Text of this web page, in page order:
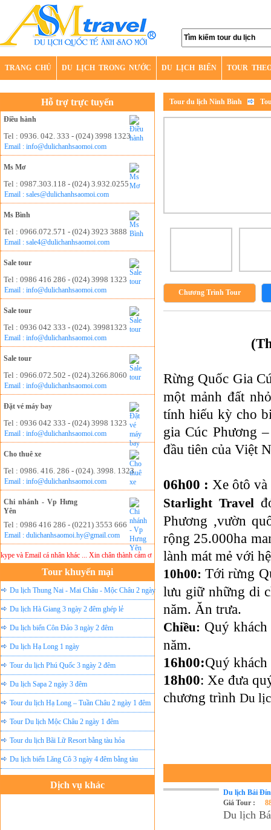
TRANG CHỦ DU LỊCH TRONG NƯỚC DU LỊCH BIỂN TOUR
Hỗ trợ trực tuyến
Điều hành
Tel : 0936. 042. 333 - (024) 3998 1323
Email : info@dulichanhsaomoi.com
Ms Mơ
Tel : 0987.303.118 - (024) 3.932.0255
Email : sales@dulichanhsaomoi.com
Ms Bình
Tel : 0966.072.571 - (024) 3923 3888
Email : sale4@dulichanhsaomoi.com
Sale tour
Tel : 0986 416 286 - (024) 3998 1323
Email : info@dulichanhsaomoi.com
Sale tour
Tel : 0936 042 333 - (024). 39981323
Email : info@dulichanhsaomoi.com
Sale tour
Tel : 0966.072.502 - (024).3266.8060
Email : info@dulichanhsaomoi.com
Đặt vé máy bay
Tel : 0936 042 333 - (024) 3998 1323
Email : info@dulichanhsaomoi.com
Cho thuê xe
Tel : 0986. 416. 286 - (024). 3998. 1323
Email : info@dulichanhsaomoi.com
Chi nhánh - Vp Hưng
Yên
Tel : 0986 416 286 - (0221) 3553 666
Email : dulichanhsaomoi.hy@gmail.com
Lưu ý:DU LỊCH ÁNH SAO MỚI
Email cá nhân khác ... Xin chân thành cảm ơn!
Tour khuyến mại
Du lịch Thung Nai - Mai Châu - Mộc Châu 2 ngày
ghép lẻ
Du lịch Hà Giang 3 ngày 2 đêm ghép lẻ
Du lịch biển Côn Đảo 3 ngày 2 đêm
Du lịch Hạ Long 1 ngày
Tour du lịch Phú Quốc 3 ngày 2 đêm
Du lịch Sapa 2 ngày 3 đêm
Tour du lịch Hạ Long – Tuần Châu 2 ngày 1 đêm
Tour Du lịch Mộc Châu 2 ngày 1 đêm
Tour du lịch Bãi Lữ Resort bằng tàu hỏa
Du lịch biển Lăng Cô 3 ngày 4 đêm bằng tàu
Dịch vụ khác
Đặt vé máy bay giá rẻ
Tour du lịch Ninh Bình
Chương Trình Tour
Rừng Quốc Gia
một mảnh đất
tính hiếu kỳ cho
gia Cúc Phương
đầu tiên của Việt
06h00 : Xe ôtô
Starlight Travel
Phương ,vườn
rộng 25.000ha
lành mát mẻ với
10h00: Tới rừng
lưu giữ những di
năm. Ăn trưa.
Chiều: Quý
năm.
16h00:Quý
18h00: Xe đưa
chương trình Du
Du lịch Bái
Giá Tour :
Du lịch